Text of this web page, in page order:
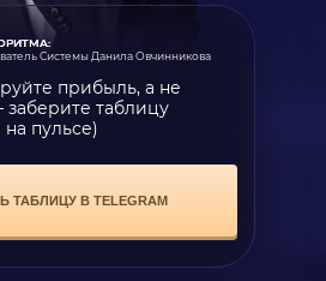
ТАБЛИЦУ В TELEGRAM
прибыль, а не
заберите таблицу
пульсе)
Системы Данила Овчинникова